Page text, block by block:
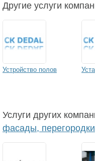
Другие услуги
Устройство полов
Услуги других
фасады, перегородки